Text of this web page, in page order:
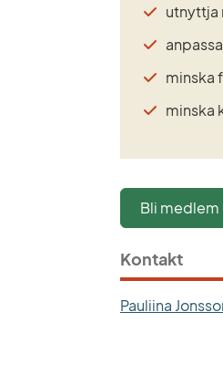
utnyttja
minska
minska
Bli medlem
Kontakt
Pauliina